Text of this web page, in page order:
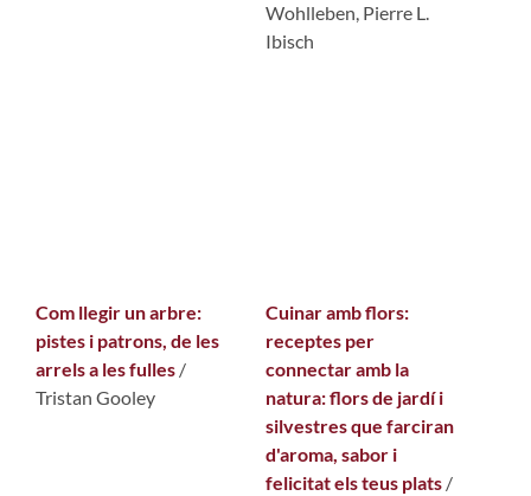
Wohlleben, Pierre L.
Ibisch
Com llegir un arbre:
pistes i patrons, de les
arrels a les fulles /
Tristan Gooley
Cuinar amb flors:
receptes per
connectar amb la
natura: flors de jardí i
silvestres que farciran
d'aroma, sabor i
felicitat els teus plats /